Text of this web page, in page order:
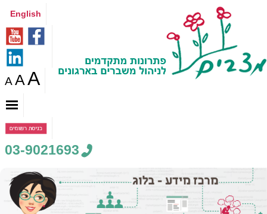
English
A AA
03-9021693